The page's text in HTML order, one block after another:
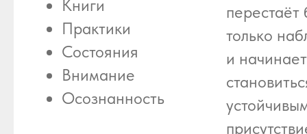
Книги
Практики
Состояния
Внимание
Осознанность
перестаёт
только
и начинает